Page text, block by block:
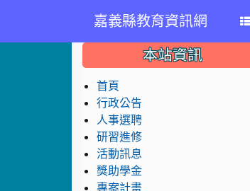
嘉義縣教育資訊網
::: 本站資訊
首頁
行政公告
人事選聘
研習進修
活動訊息
獎助學金
專案計畫